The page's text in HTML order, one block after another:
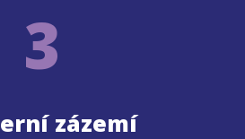
3
zázemí